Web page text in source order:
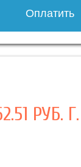
Оплатить
РУБ.